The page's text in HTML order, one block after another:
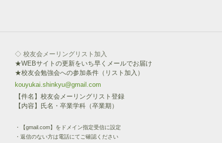
◇ 校友会メーリングリスト加入
★WEBサイトの更新をいち早くメールでお届け
★校友会勉強会への参加条件（リスト加入）
kouyukai.shinkyu@gmail.com
【件名】校友会メーリングリスト登録
【内容】氏名・卒業学科（卒業期）
・【gmail.com】をドメイン指定受信に設定
・返信のない方は電話にてご確認ください